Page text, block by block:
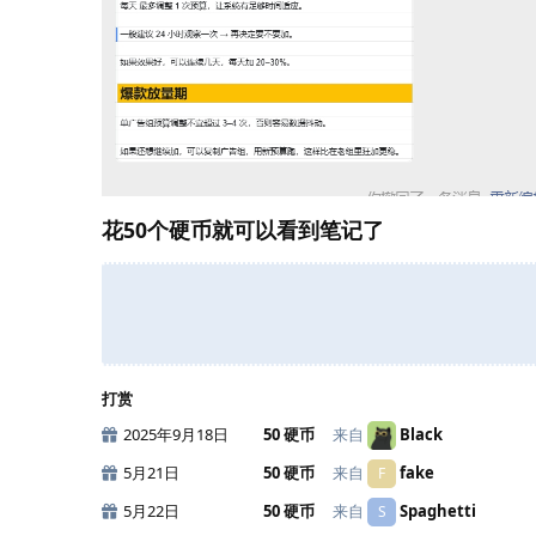
花50个硬币就可以看到笔记了
打赏
2025年9月18日
50 硬币 来自
Black
5月21日
50 硬币 来自 F
fake
5月22日
50 硬币 来自 S Spaghetti